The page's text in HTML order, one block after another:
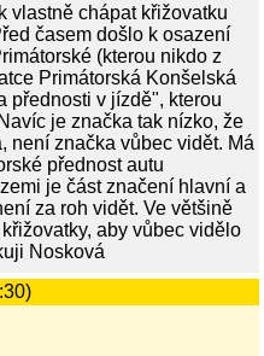
vlastně chápat křižovatku
časem došlo k osazení
(kterou nikdo z
Primátorská Konšelská
přednosti v jízdě", kterou
je značka tak nízko, že
není značka vůbec vidět. Má
přednost autu
je část značení hlavní a
za roh vidět. Ve většině
aby vůbec vidělo
Nosková